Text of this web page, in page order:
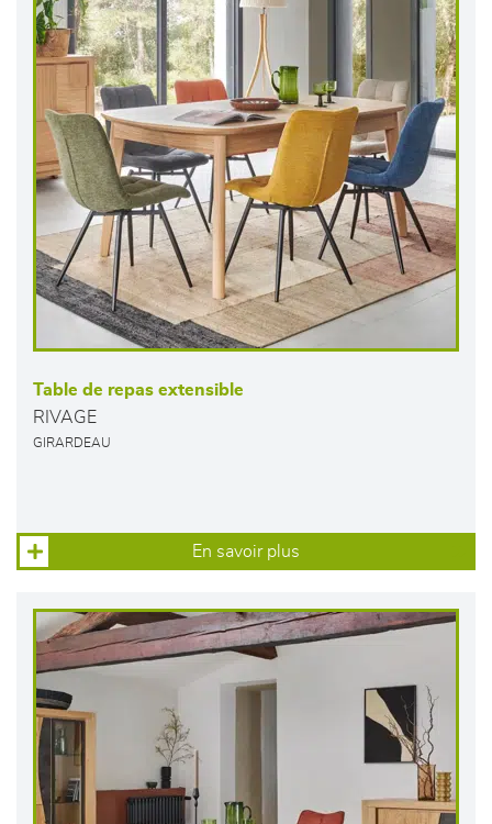
Table de repas extensible
RIVAGE
GIRARDEAU
En savoir plus